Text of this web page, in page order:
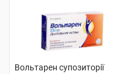
Вольтарен супозиторії